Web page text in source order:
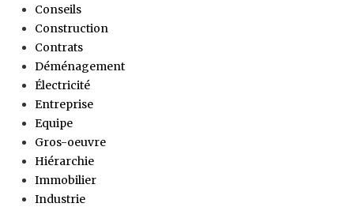
Conseils
Construction
Contrats
Déménagement
Électricité
Entreprise
Equipe
Gros-oeuvre
Hiérarchie
Immobilier
Industrie